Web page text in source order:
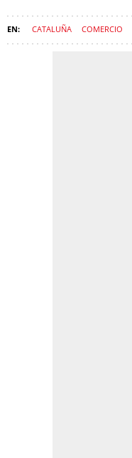
CATALUÑA COMERCIO